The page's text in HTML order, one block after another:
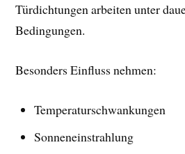
Türdichtungen arbeiten unter
Bedingungen.
Besonders Einfluss nehmen:
Temperaturschwankungen
Sonneneinstrahlung